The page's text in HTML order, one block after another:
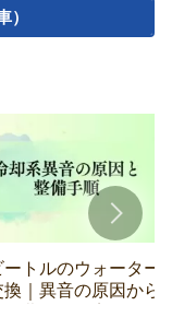
）
ートルのウォーター
換｜異音の原因から